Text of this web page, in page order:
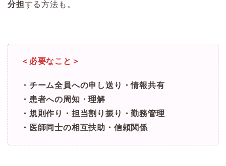
分担する方法も。
＜必要なこと＞
・チーム全員への申し送り・情報共有
・患者への周知・理解
・規則作り・担当割り振り・勤務管理
・医師同士の相互扶助・信頼関係